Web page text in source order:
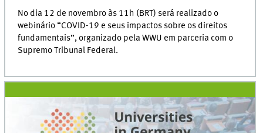
No dia 12 de novembro às 11h (BRT) será realizado o
webinário “COVID-19 e seus impactos sobre os direitos
fundamentais”, organizado pela WWU em parceria com o
Supremo Tribunal Federal.